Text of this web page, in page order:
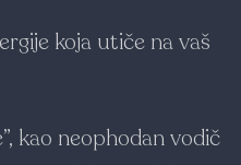
koja utiče na vaš
kao neophodan vodič